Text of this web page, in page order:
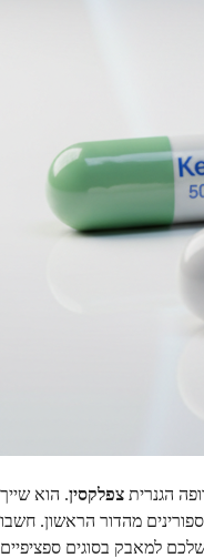
הגנרית צפלקסין. הוא שייך
מהדור הראשון. חשבו
למאבק בסוגים ספציפיים